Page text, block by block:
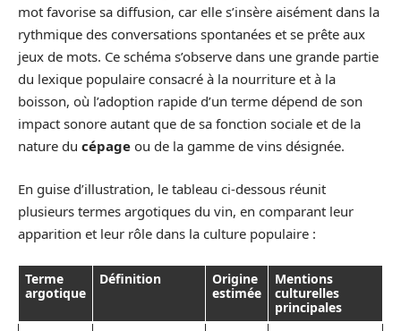
mot favorise sa diffusion, car elle s’insère aisément dans la
rythmique des conversations spontanées et se prête aux
jeux de mots. Ce schéma s’observe dans une grande partie
du lexique populaire consacré à la nourriture et à la
boisson, où l’adoption rapide d’un terme dépend de son
impact sonore autant que de sa fonction sociale et de la
nature du cépage ou de la gamme de vins désignée.
En guise d’illustration, le tableau ci-dessous réunit
plusieurs termes argotiques du vin, en comparant leur
apparition et leur rôle dans la culture populaire :
Terme
argotique
Définition
Origine
estimée
Mentions
culturelles
principales